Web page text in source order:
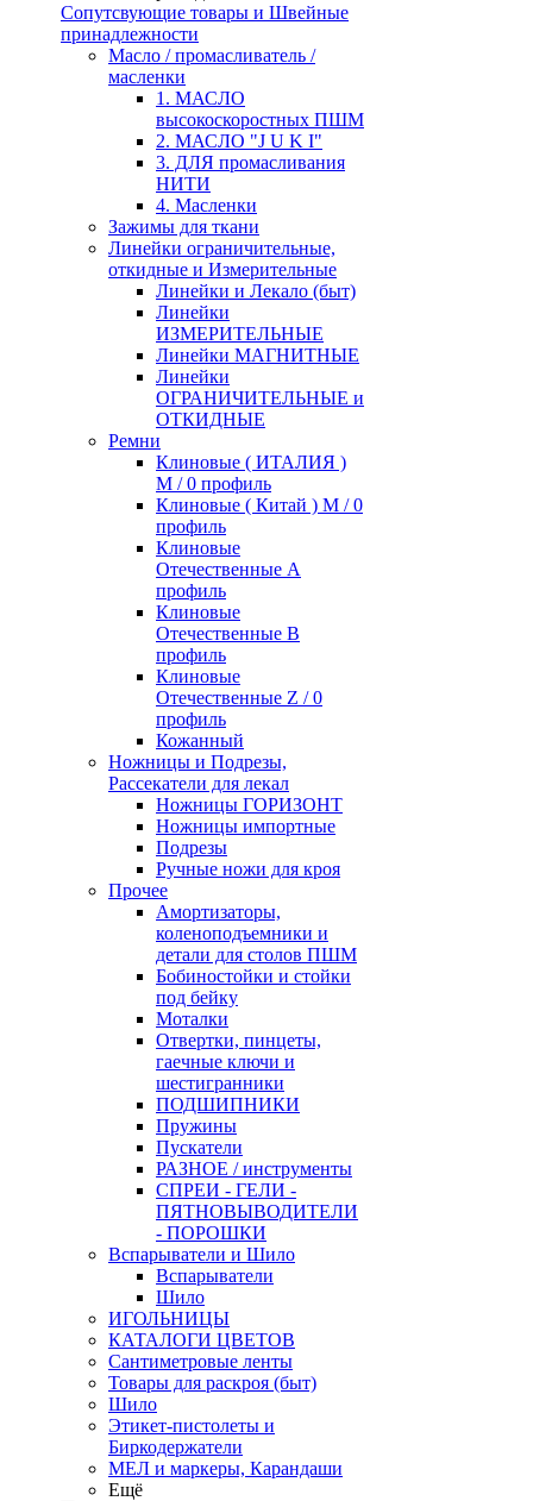
Сопутсвующие товары и Швейные
принадлежности
Масло / промасливатель /
масленки
1. МАСЛО
высокоскоростных ПШМ
2. МАСЛО "J U K I"
3. ДЛЯ промасливания
НИТИ
4. Масленки
Зажимы для ткани
Линейки ограничительные,
откидные и Измерительные
Линейки и Лекало (быт)
Линейки
ИЗМЕРИТЕЛЬНЫЕ
Линейки МАГНИТНЫЕ
Линейки
ОГРАНИЧИТЕЛЬНЫЕ и
ОТКИДНЫЕ
Ремни
Клиновые ( ИТАЛИЯ )
М / 0 профиль
Клиновые ( Китай ) М / 0
профиль
Клиновые
Отечественные А
профиль
Клиновые
Отечественные В
профиль
Клиновые
Отечественные Z / 0
профиль
Кожанный
Ножницы и Подрезы,
Рассекатели для лекал
Ножницы ГОРИЗОНТ
Ножницы импортные
Подрезы
Ручные ножи для кроя
Прочее
Амортизаторы,
коленоподъемники и
детали для столов ПШМ
Бобиностойки и стойки
под бейку
Моталки
Отвертки, пинцеты,
гаечные ключи и
шестигранники
ПОДШИПНИКИ
Пружины
Пускатели
РАЗНОЕ / инструменты
СПРЕИ - ГЕЛИ -
ПЯТНОВЫВОДИТЕЛИ
- ПОРОШКИ
Вспарыватели и Шило
Вспарыватели
Шило
ИГОЛЬНИЦЫ
КАТАЛОГИ ЦВЕТОВ
Сантиметровые ленты
Товары для раскроя (быт)
Шило
Этикет-пистолеты и
Биркодержатели
МЕЛ и маркеры, Карандаши
Ещё